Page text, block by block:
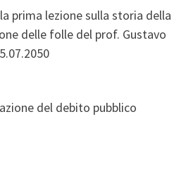
prima lezione sulla storia della
delle folle del prof. Gustavo
del debito pubblico